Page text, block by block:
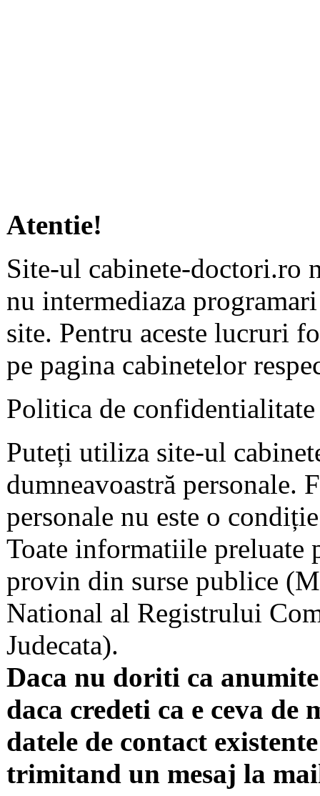
Atentie!
Site-ul cabinete-doctori.ro
nu intermediaza
site. Pentru aceste lucruri
pe pagina cabinetelor
Politica de confidentialitate
Puteți utiliza site-ul
dumneavoastră personale.
personale nu este o
Toate informatiile preluate
provin din surse publice
National al Registrului
Judecata).
Daca nu doriti ca
daca credeti ca e ceva
datele de contact
trimitand un mesaj la